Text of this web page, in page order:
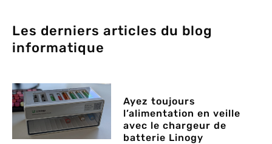
Les derniers articles du blog
informatique
Ayez toujours
l’alimentation en veille
avec le chargeur de
batterie Linogy